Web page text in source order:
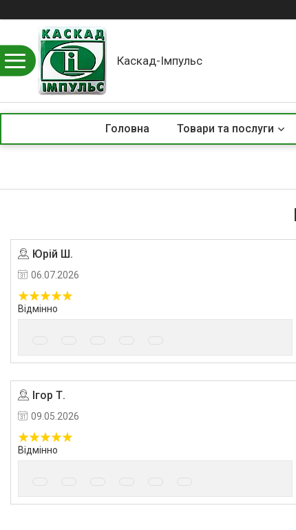
Каскад-Імпульс
Головна Товари та послуги
Юрій Ш.
06.07.2026
Відмінно
Ігор Т.
09.05.2026
Відмінно